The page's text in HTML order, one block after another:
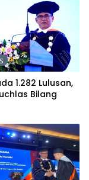
1.282 Lulusan,
Bilang